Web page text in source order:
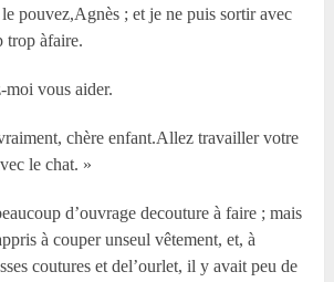
pouvez,Agnès ; et je ne puis sortir avec
trop àfaire.
moi vous aider.
chère enfant.Allez travailler votre
le chat. »
d’ouvrage decouture à faire ; mais
à couper unseul vêtement, et, à
coutures et del’ourlet, il y avait peu de